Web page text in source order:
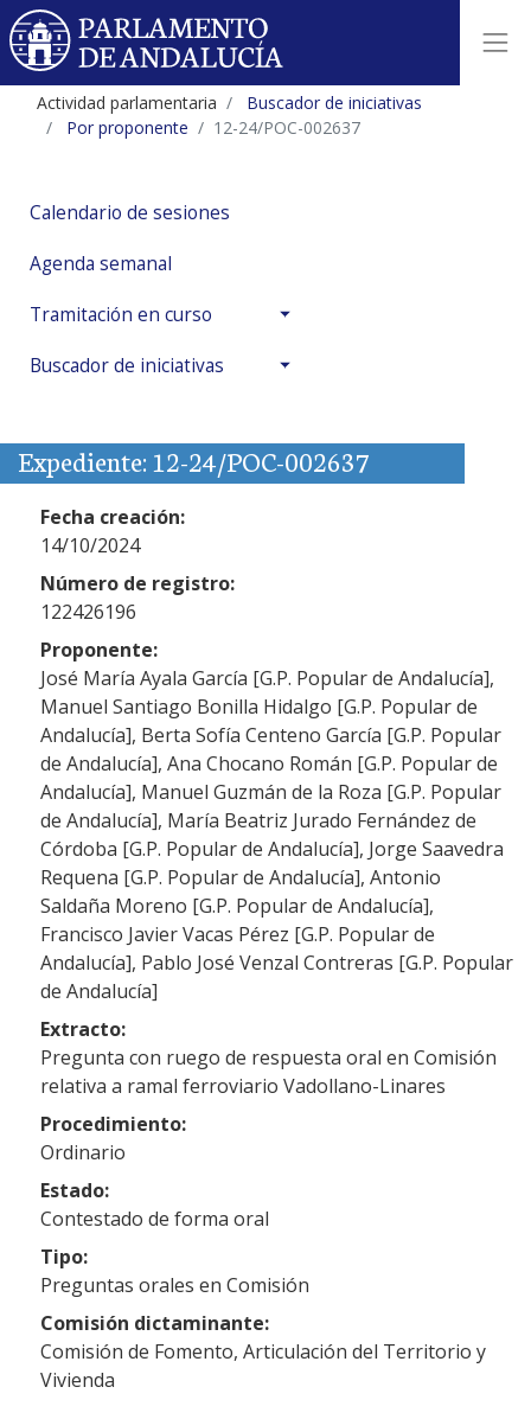
Actividad parlamentaria
Buscador de iniciativas
Por proponente
12-24/POC-002637
Calendario de sesiones
Agenda semanal
Tramitación en curso
Buscador de iniciativas
Expediente: 12-24/POC-002637
Fecha creación:
14/10/2024
Número de registro:
122426196
Proponente:
José María Ayala García [G.P. Popular de Andalucía],
Manuel Santiago Bonilla Hidalgo [G.P. Popular de
Andalucía], Berta Sofía Centeno García [G.P. Popular
de Andalucía], Ana Chocano Román [G.P. Popular de
Andalucía], Manuel Guzmán de la Roza [G.P. Popular
de Andalucía], María Beatriz Jurado Fernández de
Córdoba [G.P. Popular de Andalucía], Jorge Saavedra
Requena [G.P. Popular de Andalucía], Antonio
Saldaña Moreno [G.P. Popular de Andalucía],
Francisco Javier Vacas Pérez [G.P. Popular de
Andalucía], Pablo José Venzal Contreras [G.P. Popular
de Andalucía]
Extracto:
Pregunta con ruego de respuesta oral en Comisión
relativa a ramal ferroviario Vadollano-Linares
Procedimiento:
Ordinario
Estado:
Contestado de forma oral
Tipo:
Preguntas orales en Comisión
Comisión dictaminante:
Comisión de Fomento, Articulación del Territorio y
Vivienda